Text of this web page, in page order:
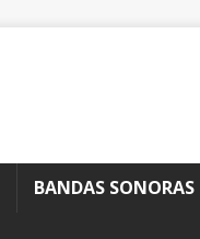
BANDAS SONORAS